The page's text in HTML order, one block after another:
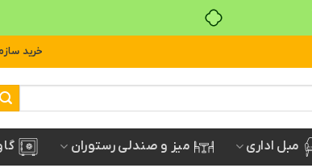
خرید
مبل اداری میز و صندلی رستوران